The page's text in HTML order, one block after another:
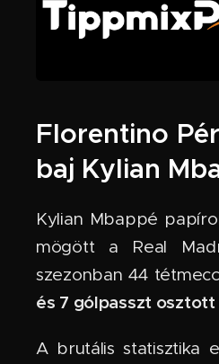
Florentino
baj Kylian
Kylian Mbappé
mögött a Real
szezonban 44
és 7 gólpasszt osztott
A brutális statisztika